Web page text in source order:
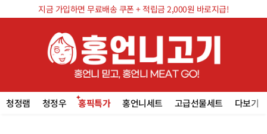
지금 가입하면 무료배송 쿠폰 + 적립금 2,000원 바로지급!
청정램 청정우 홍픽특가 홍언니세트 고급선물세트 다보기